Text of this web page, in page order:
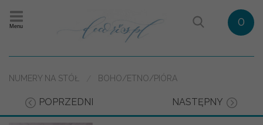
Menu 0
NUMERY NA STÓŁ BOHO/ETNO/PIÓRA
POPRZEDNI NASTĘPNY